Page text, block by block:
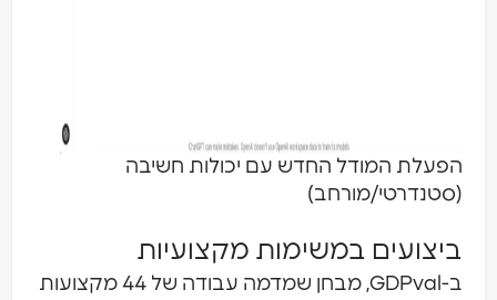
הפעלת המודל החדש עם יכולות חשיבה
(סטנדרטי/מורחב)
ביצועים במשימות מקצועיות
ב-GDPval, מבחן שמדמה עבודה של 44 מקצועות